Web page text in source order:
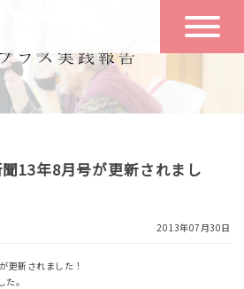
一日の流れ
空き状況
13年8月号が更新されまし
2013年07月30日
更新されました！
。